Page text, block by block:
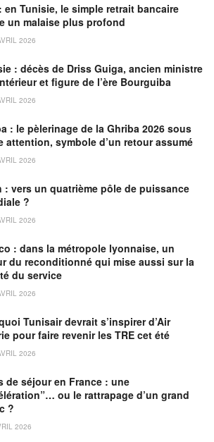
en Tunisie, le simple retrait bancaire
un malaise plus profond
2026
: décès de Driss Guiga, ancien ministre
et figure de l’ère Bourguiba
2026
: le pèlerinage de la Ghriba 2026 sous
attention, symbole d’un retour assumé
2026
: vers un quatrième pôle de puissance
?
2026
: dans la métropole lyonnaise, un
du reconditionné qui mise aussi sur la
du service
2026
Tunisair devrait s’inspirer d’Air
pour faire revenir les TRE cet été
2026
de séjour en France : une
ou le rattrapage d’un grand
?
2026